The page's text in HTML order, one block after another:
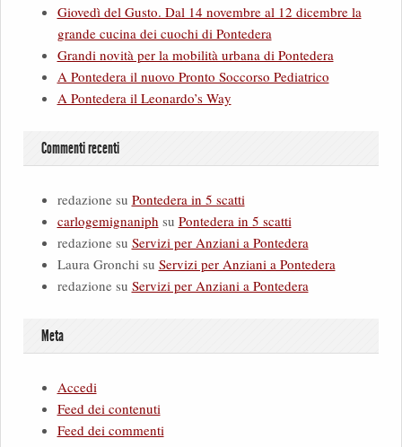
Giovedì del Gusto. Dal 14 novembre al 12 dicembre la
grande cucina dei cuochi di Pontedera
Grandi novità per la mobilità urbana di Pontedera
A Pontedera il nuovo Pronto Soccorso Pediatrico
A Pontedera il Leonardo’s Way
Commenti recenti
redazionesu Pontedera in 5 scatti
carlogemignaniph su Pontedera in 5 scatti
redazionesu Servizi per Anziani a Pontedera
Laura Gronchi su Servizi per Anziani a Pontedera
redazionesu Servizi per Anziani a Pontedera
Meta
Accedi
Feed dei contenuti
Feed dei commenti